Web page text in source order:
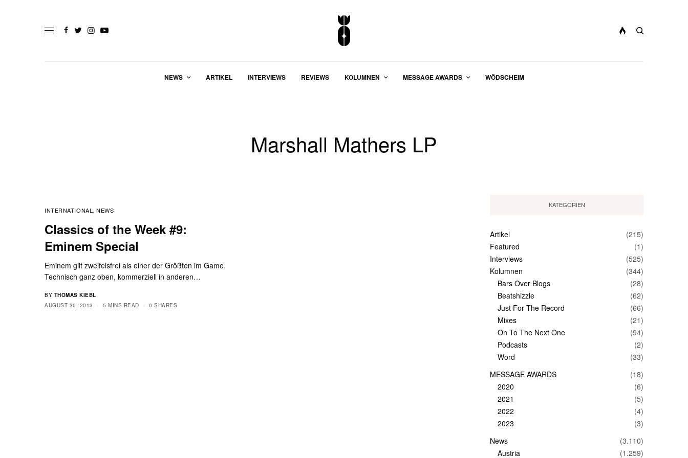
NEWS ARTIKEL INTERVIEWS REVIEWS KOLUMNEN MESSAGE AWARDS WÖDSCHEIM
Marshall Mathers LP
INTERNATIONAL ,NEWS
Classics of the Week #9:
Eminem Special
Eminem gilt zweifelsfrei als einer der Größten im Game.
Technisch ganz oben, kommerziell in anderen…
BY THOMAS KIEBL
AUGUST 30, 2013
5 MINS READ 0 SHARES
KATEGORIEN
Artikel
(215)
Featured
(1)
Interviews
(525)
Kolumnen
(344)
Bars Over Blogs
(28)
Beatshizzle
(62)
Just For The Record
(66)
Mixes
(21)
On To The Next One
(94)
Podcasts
(2)
Word
(33)
MESSAGE AWARDS
(18)
2020
(6)
2021
(5)
2022
(4)
2023
(3)
News
(3.110)
Austria
(1.259)